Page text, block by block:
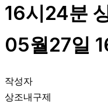
16시24분
05월27일
작성자
상조내구제